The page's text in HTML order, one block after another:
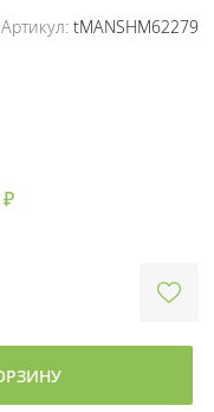
Артикул:tMANSHM62279